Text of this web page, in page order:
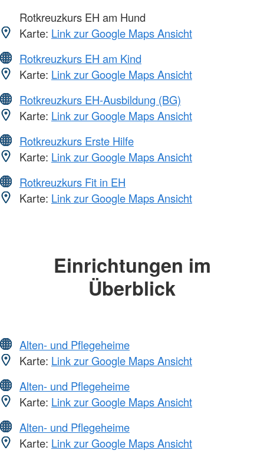
Rotkreuzkurs EH am Hund
Karte: Link zur Google Maps Ansicht
Rotkreuzkurs EH am Kind
Karte: Link zur Google Maps Ansicht
Rotkreuzkurs EH-Ausbildung (BG)
Karte: Link zur Google Maps Ansicht
Rotkreuzkurs Erste Hilfe
Karte: Link zur Google Maps Ansicht
Rotkreuzkurs Fit in EH
Karte: Link zur Google Maps Ansicht
Einrichtungen im
Überblick
Alten- und Pflegeheime
Karte: Link zur Google Maps Ansicht
Alten- und Pflegeheime
Karte: Link zur Google Maps Ansicht
Alten- und Pflegeheime
Karte: Link zur Google Maps Ansicht